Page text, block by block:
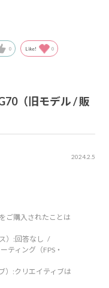
0 Like! 0
（旧モデル / 販
2024.2.5
ご購入されたことは
）: 回答なし
ティング（FPS・
）:クリエイティブは